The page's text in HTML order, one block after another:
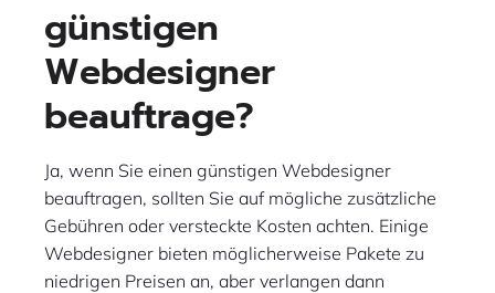
günstigen
Webdesigner
beauftrage?
Ja, wenn Sie einen günstigen Webdesigner
beauftragen, sollten Sie auf mögliche zusätzliche
Gebühren oder versteckte Kosten achten. Einige
Webdesigner bieten möglicherweise Pakete zu
niedrigen Preisen an, aber verlangen dann